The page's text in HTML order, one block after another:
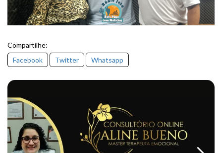
Compartilhe:
Facebook
Twitter Whatsapp